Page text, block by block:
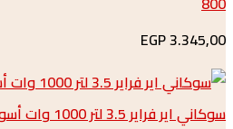
لتر 1000 وات أسود